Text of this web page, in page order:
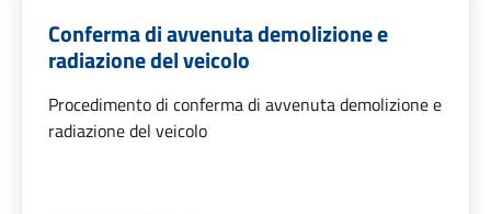
Conferma di avvenuta demolizione e
radiazione del veicolo
Procedimento di conferma di avvenuta demolizione e
radiazione del veicolo